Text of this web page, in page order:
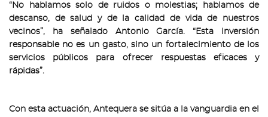
“No hablamos solo de ruidos o molestias; hablamos de
descanso, de salud y de la calidad de vida de nuestros
vecinos”, ha señalado Antonio García. “Esta inversión
responsable no es un gasto, sino un fortalecimiento de los
servicios públicos para ofrecer respuestas eficaces y
rápidas”.
Con esta actuación, Antequera se sitúa a la vanguardia en el